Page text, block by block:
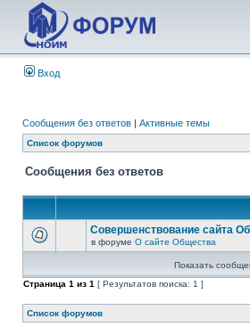
Вход
Сообщения без ответов | Активные темы
Список форумов
Сообщения без ответов
Совершенствование сайта
в форуме О сайте Общества
Показать
Страница 1 из 1 [ Результатов поиска: 1 ]
Список форумов